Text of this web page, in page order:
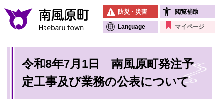
メニューを飛ばして本文へ
防災・災害 閲覧補助
Language マイページ
令和8年7月1日 南風原町発注予
定工事及び業務の公表について